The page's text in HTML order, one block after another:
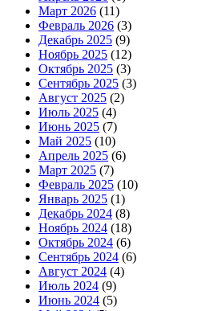
Март 2026 (11)
Февраль 2026 (3)
Декабрь 2025 (9)
Ноябрь 2025 (12)
Октябрь 2025 (3)
Сентябрь 2025 (3)
Август 2025 (2)
Июль 2025 (4)
Июнь 2025 (7)
Май 2025 (10)
Апрель 2025 (6)
Март 2025 (7)
Февраль 2025 (10)
Январь 2025 (1)
Декабрь 2024 (8)
Ноябрь 2024 (18)
Октябрь 2024 (6)
Сентябрь 2024 (6)
Август 2024 (4)
Июль 2024 (9)
Июнь 2024 (5)